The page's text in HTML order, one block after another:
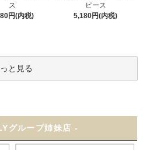
ス
円(内税)
ピース
5,180円(内税)
と見る
グループ姉妹店 -